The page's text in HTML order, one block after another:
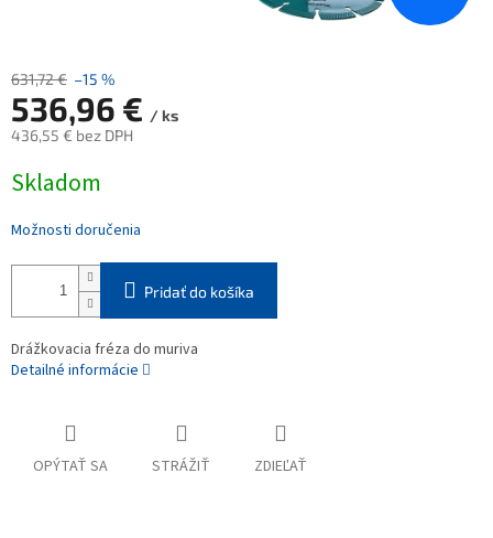
631,72 € –15 %
536,96 € / ks
436,55 € bez DPH
cena:
Skladom
Možnosti doručenia
Pridať do košíka
Drážkovacia fréza do muriva
Detailné informácie
OPÝTAŤ SA STRÁŽIŤ ZDIEĽAŤ